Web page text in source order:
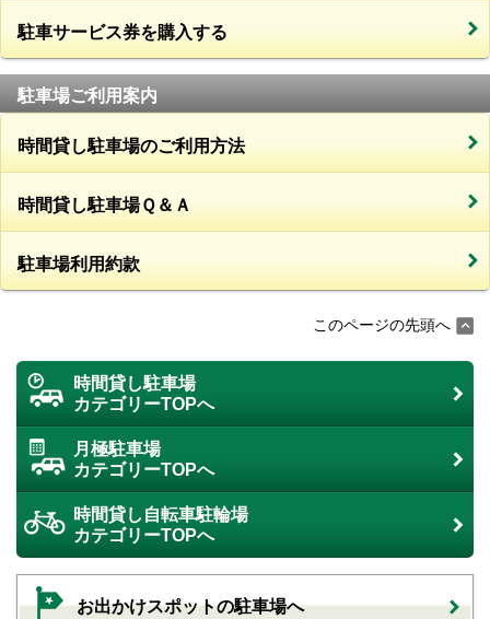
駐車サービス券を購入する
駐車場ご利用案内
時間貸し駐車場のご利用方法
時間貸し駐車場Ｑ＆Ａ
駐車場利用約款
このページの先頭へ
時間貸し駐車場
カテゴリーTOPへ
月極駐車場
カテゴリーTOPへ
時間貸し自転車駐輪場
カテゴリーTOPへ
お出かけスポットの駐車場へ